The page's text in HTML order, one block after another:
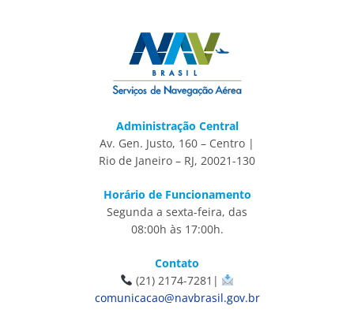
Administração Central
Av. Gen. Justo, 160 – Centro |
Rio de Janeiro – RJ, 20021-130
Horário de Funcionamento
Segunda a sexta-feira, das
08:00h às 17:00h.
Contato
(21) 2174-7281|
comunicacao@navbrasil.gov.br